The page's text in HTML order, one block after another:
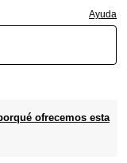
Ayuda
ofrecemos esta